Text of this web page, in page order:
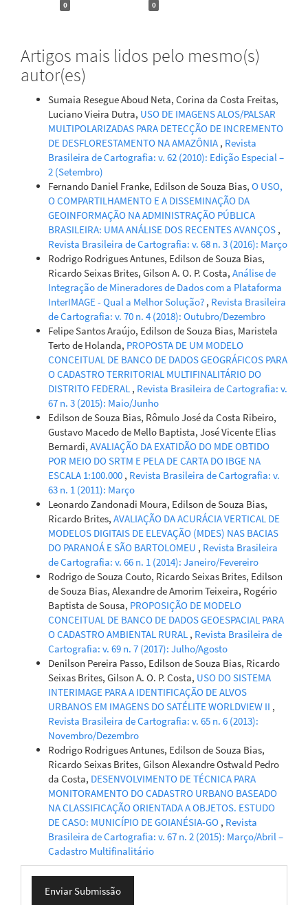
0 0
Artigos mais lidos pelo mesmo(s)
autor(es)
Sumaia Resegue Aboud Neta, Corina da Costa Freitas,
Luciano Vieira Dutra, USO DE IMAGENS ALOS/PALSAR
MULTIPOLARIZADAS PARA DETECÇÃO DE INCREMENTO
DE DESFLORESTAMENTO NA AMAZÔNIA , Revista
Brasileira de Cartografia: v. 62 (2010): Edição Especial –
2 (Setembro)
Fernando Daniel Franke, Edilson de Souza Bias, O USO,
O COMPARTILHAMENTO E A DISSEMINAÇÃO DA
GEOINFORMAÇÃO NA ADMINISTRAÇÃO PÚBLICA
BRASILEIRA: UMA ANÁLISE DOS RECENTES AVANÇOS ,
Revista Brasileira de Cartografia: v. 68 n. 3 (2016): Março
Rodrigo Rodrigues Antunes, Edilson de Souza Bias,
Ricardo Seixas Brites, Gilson A. O. P. Costa, Análise de
Integração de Mineradores de Dados com a Plataforma
InterIMAGE - Qual a Melhor Solução? , Revista Brasileira
de Cartografia: v. 70 n. 4 (2018): Outubro/Dezembro
Felipe Santos Araújo, Edilson de Souza Bias, Maristela
Terto de Holanda, PROPOSTA DE UM MODELO
CONCEITUAL DE BANCO DE DADOS GEOGRÁFICOS PARA
O CADASTRO TERRITORIAL MULTIFINALITÁRIO DO
DISTRITO FEDERAL , Revista Brasileira de Cartografia: v.
67 n. 3 (2015): Maio/Junho
Edilson de Souza Bias, Rômulo José da Costa Ribeiro,
Gustavo Macedo de Mello Baptista, José Vicente Elias
Bernardi, AVALIAÇÃO DA EXATIDÃO DO MDE OBTIDO
POR MEIO DO SRTM E PELA DE CARTA DO IBGE NA
ESCALA 1:100.000 , Revista Brasileira de Cartografia: v.
63 n. 1 (2011): Março
Leonardo Zandonadi Moura, Edilson de Souza Bias,
Ricardo Brites, AVALIAÇÃO DA ACURÁCIA VERTICAL DE
MODELOS DIGITAIS DE ELEVAÇÃO (MDES) NAS BACIAS
DO PARANOÁ E SÃO BARTOLOMEU , Revista Brasileira
de Cartografia: v. 66 n. 1 (2014): Janeiro/Fevereiro
Rodrigo de Souza Couto, Ricardo Seixas Brites, Edilson
de Souza Bias, Alexandre de Amorim Teixeira, Rogério
Baptista de Sousa, PROPOSIÇÃO DE MODELO
CONCEITUAL DE BANCO DE DADOS GEOESPACIAL PARA
O CADASTRO AMBIENTAL RURAL , Revista Brasileira de
Cartografia: v. 69 n. 7 (2017): Julho/Agosto
Denilson Pereira Passo, Edilson de Souza Bias, Ricardo
Seixas Brites, Gilson A. O. P. Costa, USO DO SISTEMA
INTERIMAGE PARA A IDENTIFICAÇÃO DE ALVOS
URBANOS EM IMAGENS DO SATÉLITE WORLDVIEW II ,
Revista Brasileira de Cartografia: v. 65 n. 6 (2013):
Novembro/Dezembro
Rodrigo Rodrigues Antunes, Edilson de Souza Bias,
Ricardo Seixas Brites, Gilson Alexandre Ostwald Pedro
da Costa, DESENVOLVIMENTO DE TÉCNICA PARA
MONITORAMENTO DO CADASTRO URBANO BASEADO
NA CLASSIFICAÇÃO ORIENTADA A OBJETOS. ESTUDO
DE CASO: MUNICÍPIO DE GOIANÉSIA-GO , Revista
Brasileira de Cartografia: v. 67 n. 2 (2015): Março/Abril –
Cadastro Multifinalitário
Enviar
Enviar Submissão